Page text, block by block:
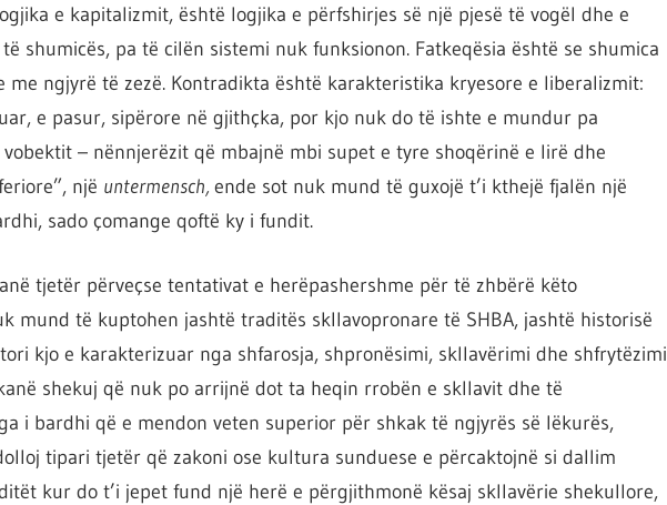
e kapitalizmit, është logjika e përfshirjes së një pjesë të vogël dhe e
shumicës, pa të cilën sistemi nuk funksionon. Fatkeqësia është se shumica
me ngjyrë të zezë. Kontradikta është karakteristika kryesore e liberalizmit:
e pasur, sipërore në gjithçka, por kjo nuk do të ishte e mundur pa
– nënnjerëzit që mbajnë mbi supet e tyre shoqërinë e lirë dhe
një untermensch, ende sot nuk mund të guxojë t’i kthejë fjalën një
sado çomange qoftë ky i fundit.
tjetër përveçse tentativat e herëpashershme për të zhbërë këto
mund të kuptohen jashtë traditës skllavopronare të SHBA, jashtë historisë
kjo e karakterizuar nga shfarosja, shpronësimi, skllavërimi dhe shfrytëzimi
shekuj që nuk po arrijnë dot ta heqin rrobën e skllavit dhe të
i bardhi që e mendon veten superior për shkak të ngjyrës së lëkurës,
tipari tjetër që zakoni ose kultura sunduese e përcaktojnë si dallim
kur do t’i jepet fund një herë e përgjithmonë kësaj skllavërie shekullore,